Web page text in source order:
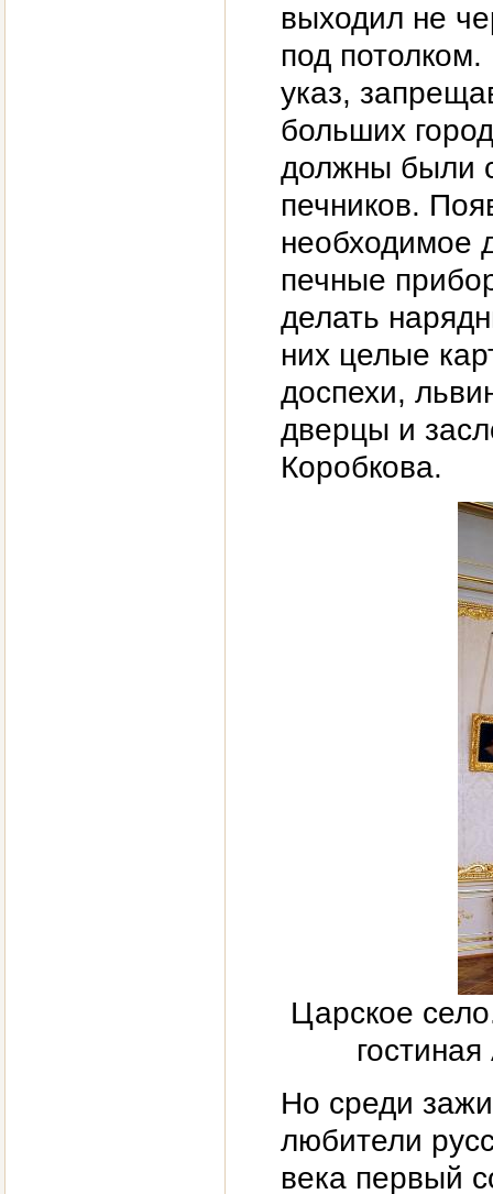
выходил не
под
указ,
больших
должны были
печников.
необходимое
печные
делать
них целые
доспехи,
дверцы и
Коробкова.
Царское
Но среди
любители
века первый